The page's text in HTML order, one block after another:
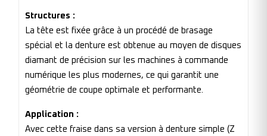
Structures :
La tête est fixée grâce à un procédé de brasage
spécial et la denture est obtenue au moyen de disques
diamant de précision sur les machines à commande
numérique les plus modernes, ce qui garantit une
géométrie de coupe optimale et performante.
Application :
Avec cette fraise dans sa version à denture simple (Z